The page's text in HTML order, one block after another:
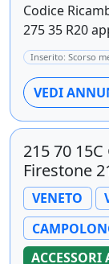
Codice
275 35 R20
Inserito: Scorso
VEDI
215 70
Firestone
VENETO
ACCESSORI